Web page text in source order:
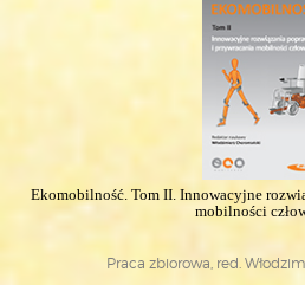
Ekomobilność. Tom II. Innowacyjne
mobilności
Praca zbiorowa, red.